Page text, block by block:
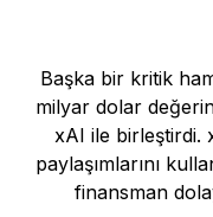
Başka bir kritik
milyar dolar
xAI ile birleştirdi.
paylaşımlarını
finansman